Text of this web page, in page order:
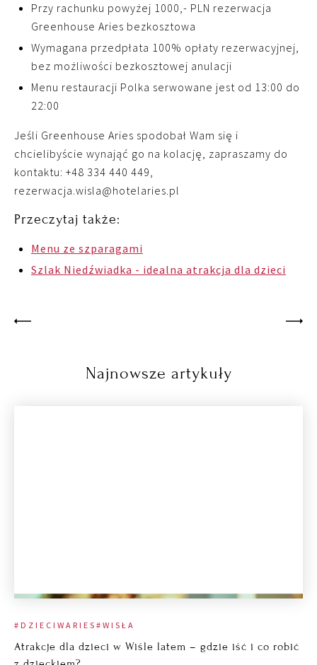
Przy rachunku powyżej 1000,- PLN rezerwacja
Greenhouse Aries bezkosztowa
Wymagana przedpłata 100% opłaty rezerwacyjnej,
bez możliwości bezkosztowej anulacji
Menu restauracji Polka serwowane jest od 13:00 do
22:00
Jeśli Greenhouse Aries spodobał Wam się i
chcielibyście wynająć go na kolację, zapraszamy do
kontaktu: +48 334 440 449,
rezerwacja.wisla@hotelaries.pl
Przeczytaj także:
Menu ze szparagami
Szlak Niedźwiadka - idealna atrakcja dla dzieci
Najnowsze artykuły
#DZIECIWARIES #WISŁA
Atrakcje dla dzieci w Wiśle latem – gdzie iść i co robić